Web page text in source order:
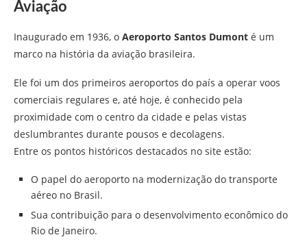
Aviação
Inaugurado em 1936, o Aeroporto Santos Dumont é um
marco na história da aviação brasileira.
Ele foi um dos primeiros aeroportos do país a operar voos
comerciais regulares e, até hoje, é conhecido pela
proximidade com o centro da cidade e pelas vistas
deslumbrantes durante pousos e decolagens.
Entre os pontos históricos destacados no site estão:
O papel do aeroporto na modernização do transporte
aéreo no Brasil.
Sua contribuição para o desenvolvimento econômico do
Rio de Janeiro.